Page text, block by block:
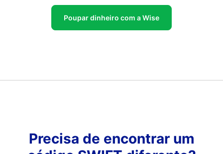
Poupar dinheiro com a Wise
Precisa de encontrar um